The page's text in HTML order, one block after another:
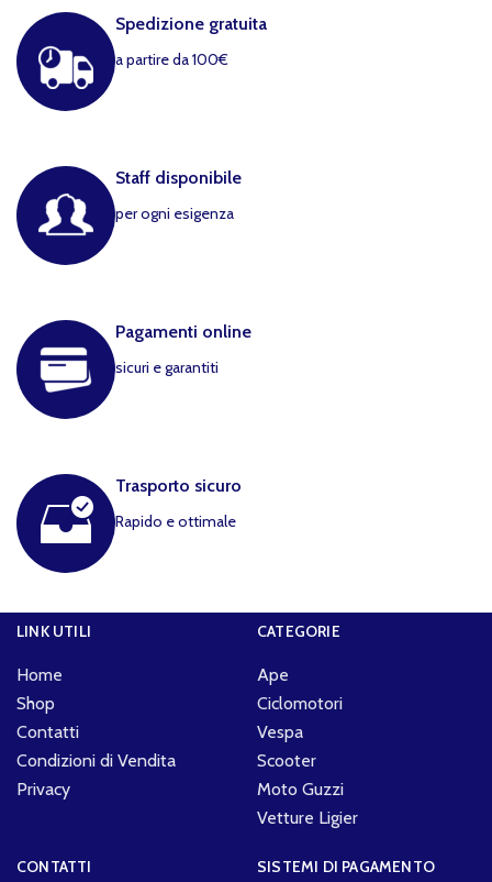
Spedizione gratuita
a partire da 100€
Staff disponibile
per ogni esigenza
Pagamenti online
sicuri e garantiti
Trasporto sicuro
Rapido e ottimale
LINK UTILI
Home
Shop
Contatti
Condizioni di Vendita
Privacy
CATEGORIE
Ape
Ciclomotori
Vespa
Scooter
Moto Guzzi
Vetture Ligier
CONTATTI SISTEMI DI PAGAMENTO